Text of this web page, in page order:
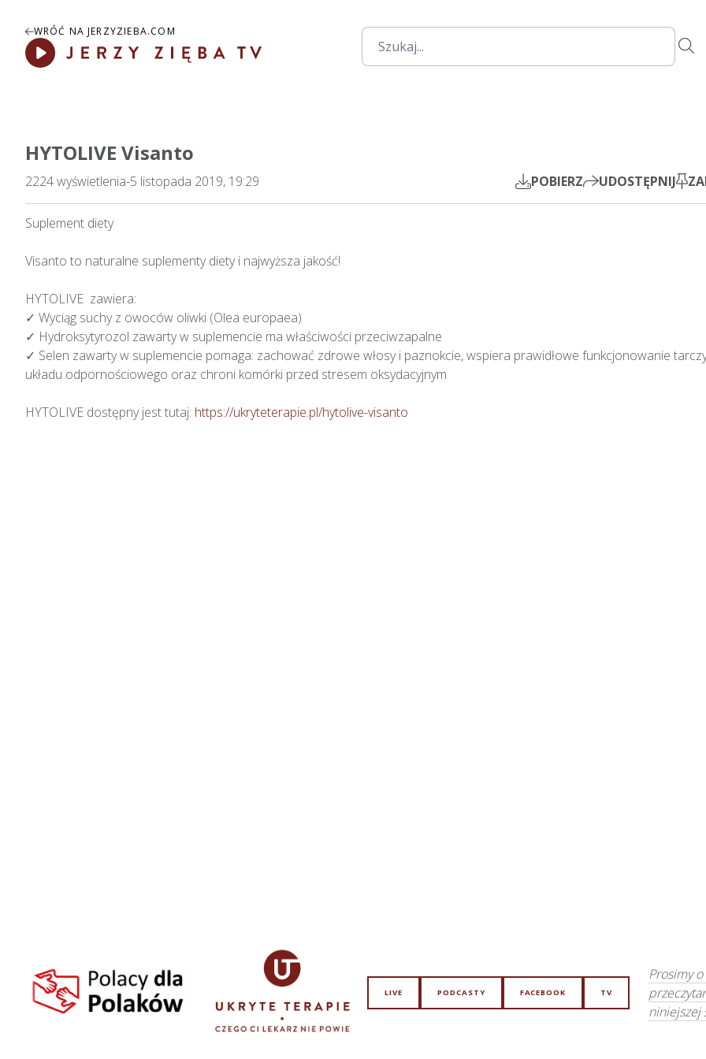
WRÓĆ NA JERZYZIEBA.COM
HYTOLIVE Visanto
2224wyświetlenia-5 listopada 2019, 19:29 POBIERZ UDOSTĘPNIJ
Suplement diety
Visanto to naturalne suplementy diety i najwyższa jakość!
HYTOLIVE  zawiera:
✓ Wyciąg suchy z owoców oliwki (Olea europaea)
✓ Hydroksytyrozol zawarty w suplemencie ma właściwości przeciwzapalne
✓ Selen zawarty w suplemencie pomaga: zachować zdrowe włosy i paznokcie, wspiera prawidłowe funkcjonowanie
układu odpornościowego oraz chroni komórki przed stresem oksydacyjnym
HYTOLIVE dostępny jest tutaj: https://ukryteterapie.pl/hytolive-visanto
LIVE PODCASTY FACEBOOK TV
Prosimy
niniejszej